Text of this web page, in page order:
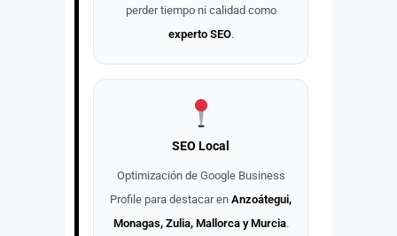
perder tiempo ni calidad como
experto SEO.
SEO Local
Optimización de Google Business
Profile para destacar en Anzoátegui,
Monagas, Zulia, Mallorca y Murcia.